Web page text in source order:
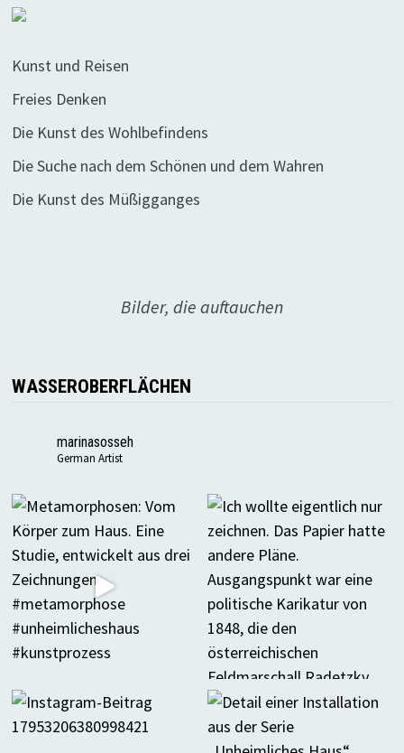
Kunst und Reisen
Freies Denken
Die Kunst des Wohlbefindens
Die Suche nach dem Schönen und dem Wahren
Die Kunst des Müßigganges
Bilder, die auftauchen
WASSEROBERFLÄCHEN
marinasosseh
German Artist